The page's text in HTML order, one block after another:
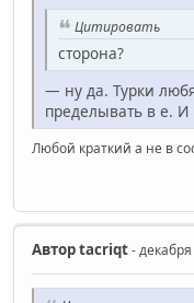
Цитировать
сторона?
— ну да. Турки
пределывать в е. И
Любой краткий a не в
Авторt‍acriqt-